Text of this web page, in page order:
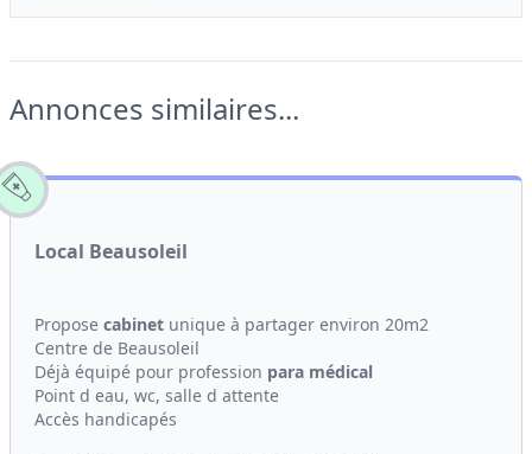
Annonces similaires...
Local Beausoleil
Propose cabinet unique à partager environ 20m2
Centre de Beausoleil
Déjà équipé pour profession para médical
Point d eau, wc, salle d attente
Accès handicapés